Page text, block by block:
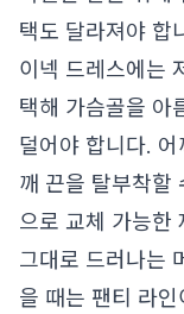
택도 달라져야 합
이넥 드레스에는
택해 가슴골을 아
덜어야 합니다.
깨 끈을 탈부착할
으로 교체 가능한
그대로 드러나는
을 때는 팬티 라